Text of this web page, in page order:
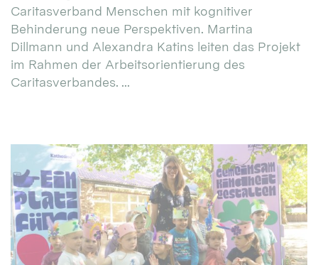
Caritasverband Menschen mit kognitiver
Behinderung neue Perspektiven. Martina
Dillmann und Alexandra Katins leiten das Projekt
im Rahmen der Arbeitsorientierung des
Caritasverbandes. ...